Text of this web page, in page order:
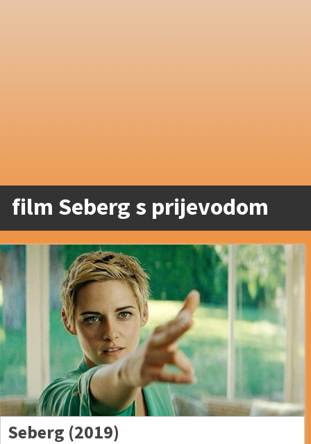
film Seberg s prijevodom
Seberg (2019)